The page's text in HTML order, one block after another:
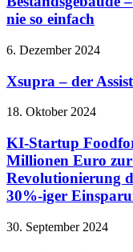
nie so einfach
6. Dezember 2024
Xsupra – der
18. Oktober 2024
KI-Startup
Millionen Euro
Revolutionierung
30%-iger
30. September 2024